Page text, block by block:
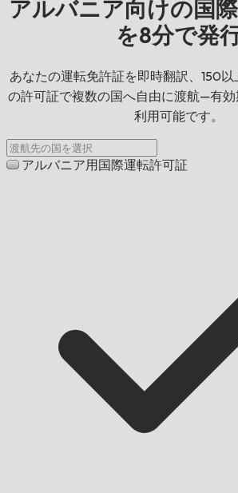
アルバニア向けの国
を8分で発
あなたの運転免許証を即時翻訳、150
の許可証で複数の国へ自由に渡航—有
利用可能です。
アルバニア用国際運転許可証